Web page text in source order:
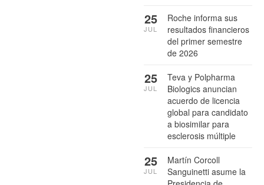
Roche informa sus
resultados financieros
del primer semestre
de 2026
25
JUL
Teva y Polpharma
Biologics anuncian
acuerdo de licencia
global para candidato
a biosimilar para
esclerosis múltiple
25
JUL
Martín Corcoll
Sanguinetti asume la
25
JUL